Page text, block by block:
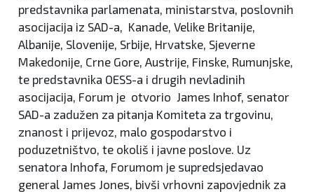
predstavnika parlamenata, ministarstva, poslovnih
asocijacija iz SAD-a, Kanade, Velike Britanije,
Albanije, Slovenije, Srbije, Hrvatske, Sjeverne
Makedonije, Crne Gore, Austrije, Finske, Rumunjske,
te predstavnika OESS-a i drugih nevladinih
asocijacija, Forum je otvorio James Inhof, senator
SAD-a zadužen za pitanja Komiteta za trgovinu,
znanost i prijevoz, malo gospodarstvo i
poduzetništvo, te okoliš i javne poslove. Uz
senatora Inhofa, Forumom je supredsjedavao
general James Jones, bivši vrhovni zapovjednik za